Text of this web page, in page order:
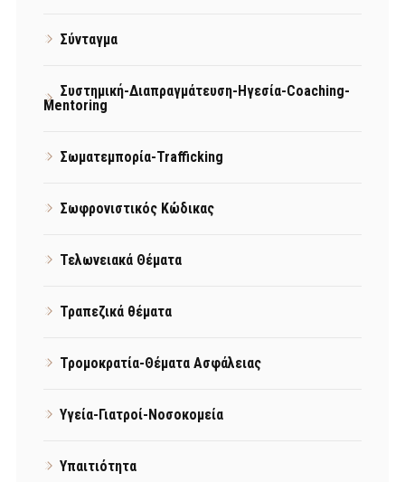
Σύνταγμα
Συστημική-Διαπραγμάτευση-Ηγεσία-Coaching-
Mentoring
Σωματεμπορία-Trafficking
Σωφρονιστικός Κώδικας
Τελωνειακά Θέματα
Τραπεζικά θέματα
Τρομοκρατία-Θέματα Ασφάλειας
Υγεία-Γιατροί-Νοσοκομεία
Υπαιτιότητα